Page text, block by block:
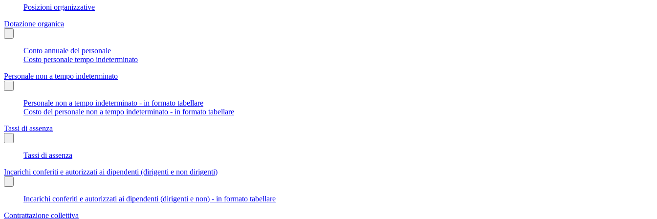
Posizioni organizzative
Dotazione organica
Conto annuale del personale
Costo personale tempo indeterminato
Personale non a tempo indeterminato
Personale non a tempo indeterminato - in formato tabellare
Costo del personale non a tempo indeterminato - in formato tabellare
Tassi di assenza
Tassi di assenza
Incarichi conferiti e autorizzati ai dipendenti (dirigenti e non dirigenti)
Incarichi conferiti e autorizzati ai dipendenti (dirigenti e non) - in formato tabellare
Contrattazione collettiva